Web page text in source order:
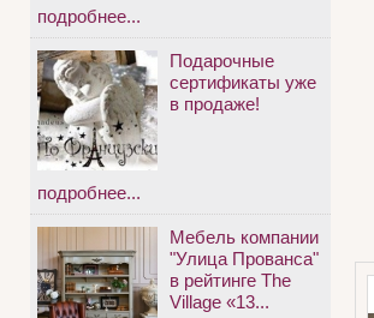
подробнее...
Подарочные
сертификаты уже
в продаже!
подробнее...
Мебель компании
"Улица Прованса"
в рейтинге The
Village «13...